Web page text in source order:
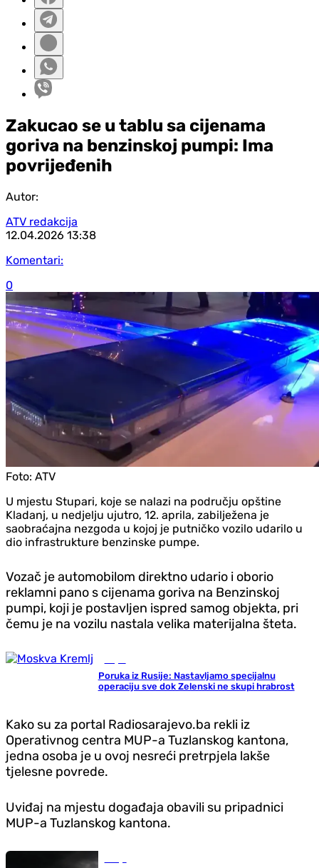
Zakucao se u tablu sa cijenama
goriva na benzinskoj pumpi: Ima
povrijeđenih
Autor:
ATV redakcija
12.04.2026 13:38
Komentari:
0
Foto: ATV
U mjestu Stupari, koje se nalazi na području opštine
Kladanj, u nedjelju ujutro, 12. aprila, zabilježena je
saobraćajna nezgoda u kojoj je putničko vozilo udarilo u
dio infrastrukture benzinske pumpe.
Vozač je automobilom direktno udario i oborio
reklamni pano s cijenama goriva na Benzinskoj
pumpi, koji je postavljen ispred samog objekta, pri
čemu je na vozilu nastala velika materijalna šteta.
Poruka iz Rusije: Nastavljamo specijalnu
operaciju sve dok Zelenski ne skupi hrabrost
Kako su za portal Radiosarajevo.ba rekli iz
Operativnog centra MUP-a Tuzlanskog kantona,
jedna osoba je u ovoj nesreći pretrpjela lakše
tjelesne povrede.
Uviđaj na mjestu događaja obavili su pripadnici
MUP-a Tuzlanskog kantona.